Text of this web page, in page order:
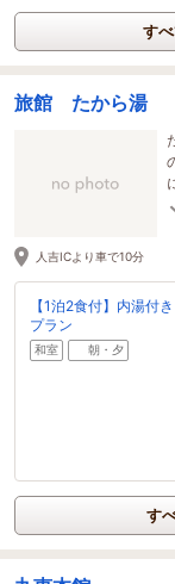
す
旅館 たから湯
人吉ICより車で10分
【1泊2食付】内湯付
プラン
和室 朝・夕
す